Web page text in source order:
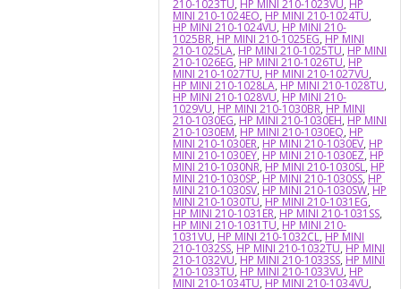
210-1023TU, HP MINI 210-1023VU, HP
MINI 210-1024EO, HP MINI 210-1024TU,
HP MINI 210-1024VU, HP MINI 210-
1025BR, HP MINI 210-1025EG, HP MINI
210-1025LA, HP MINI 210-1025TU, HP MINI
210-1026EG, HP MINI 210-1026TU, HP
MINI 210-1027TU, HP MINI 210-1027VU,
HP MINI 210-1028LA, HP MINI 210-1028TU,
HP MINI 210-1028VU, HP MINI 210-
1029VU, HP MINI 210-1030BR, HP MINI
210-1030EG, HP MINI 210-1030EH, HP MINI
210-1030EM, HP MINI 210-1030EQ, HP
MINI 210-1030ER, HP MINI 210-1030EV, HP
MINI 210-1030EY, HP MINI 210-1030EZ, HP
MINI 210-1030NR, HP MINI 210-1030SL, HP
MINI 210-1030SP, HP MINI 210-1030SS, HP
MINI 210-1030SV, HP MINI 210-1030SW, HP
MINI 210-1030TU, HP MINI 210-1031EG,
HP MINI 210-1031ER, HP MINI 210-1031SS,
HP MINI 210-1031TU, HP MINI 210-
1031VU, HP MINI 210-1032CL, HP MINI
210-1032SS, HP MINI 210-1032TU, HP MINI
210-1032VU, HP MINI 210-1033SS, HP MINI
210-1033TU, HP MINI 210-1033VU, HP
MINI 210-1034TU, HP MINI 210-1034VU,